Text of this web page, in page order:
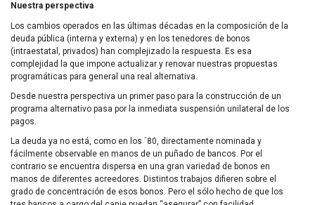
Nuestra perspectiva
Los cambios operados en las últimas décadas en la composición de la
deuda pública (interna y externa) y en los tenedores de bonos
(intraestatal, privados) han complejizado la respuesta. Es esa
complejidad la que impone actualizar y renovar nuestras propuestas
programáticas para general una real alternativa.
Desde nuestra perspectiva un primer paso para la construcción de un
programa alternativo pasa por la inmediata suspensión unilateral de los
pagos.
La deuda ya no está, como en los ´80, directamente nominada y
fácilmente observable en manos de un puñado de bancos. Por el
contrario se encuentra dispersa en una gran variedad de bonos en
manos de diferentes acreedores. Distintos trabajos difieren sobre el
grado de concentración de esos bonos. Pero el sólo hecho de que los